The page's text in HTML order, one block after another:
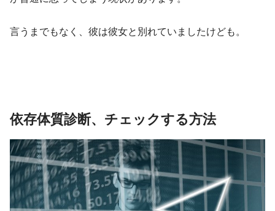
言うまでもなく、彼は彼女と別れていましたけども。
依存体質診断、チェックする方法